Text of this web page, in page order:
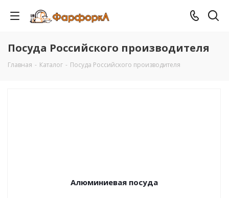
Посуда Российского производителя
Главная - Каталог - Посуда Российского производителя
Алюминиевая посуда